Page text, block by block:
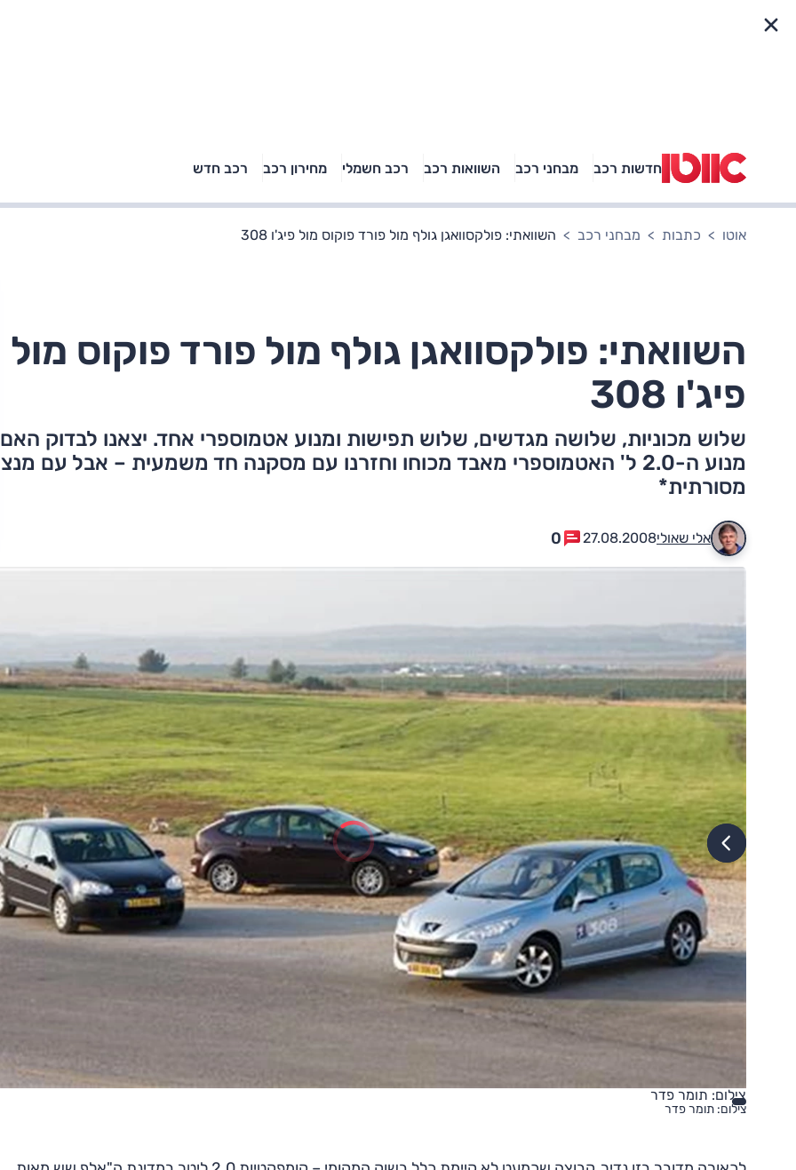
חדשות רכב מבחני רכב השוואות רכב רכב חשמלי מחירון רכב רכב חדש
באיזה רכב פנאי נוסעת
טויוטה ראב 4, קיה
ספורטאז' לונג ויונדאי
הנייר ועל הכביש
אוטו כתבות מבחני רכב השוואתי: פולקסוואגן גולף מול פורד פוקוס מול פיג'ו 308
השוואתי: פולקסוואגן גולף מול פורד פוקוס מול
פיג'ו 308
שלוש מכוניות, שלושה מגדשים, שלוש תפישות ומנוע אטמוספרי אחד. יצאנו לבדוק האם
מנוע ה-2.0 ל' האטמוספרי מאבד מכוחו וחזרנו עם מסקנה חד משמעית – אבל עם
מסורתית*
אלי שאולי27.08.2008
0
צילום: תומר פדר
צילום: תומר פדר